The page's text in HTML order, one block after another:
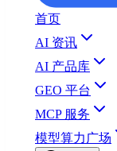
首页
AI 资讯
AI 产品库
GEO 平台
MCP 服务
模型算力广场